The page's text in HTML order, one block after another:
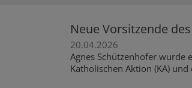
Neue Vorsitzende
20.04.2026
Agnes Schützenhofer wurde
Katholischen Aktion (KA)